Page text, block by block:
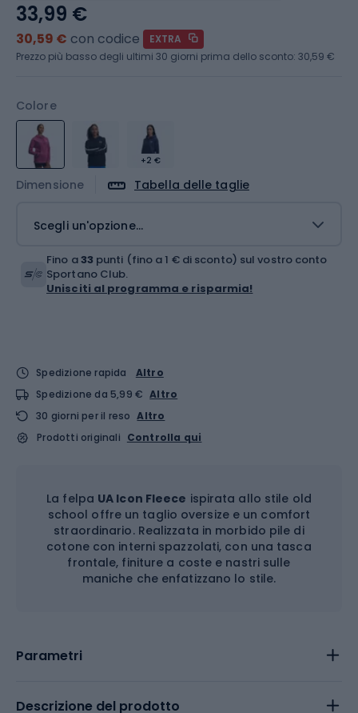
Colore
+2 €
Dimensione Tabella delle taglie
Scegli un'opzione...
33,99 €
30,59 € con codice
EXTRA
Prezzo più basso degli ultimi 30 giorni prima dello sconto: 30,59 €
Fino a33 punti (fino a 1 € di sconto) sul vostro conto
Sportano Club.
Unisciti al programma e risparmia!
Spedizione rapida
Altro
Spedizione da 5,99 € Altro
30 giorni per il reso Altro
Prodotti originali Controlla qui
La felpa UA Icon Fleece ispirata allo stile old
school offre un taglio oversize e un comfort
straordinario. Realizzata in morbido pile di
cotone con interni spazzolati, con una tasca
frontale, finiture a coste e nastri sulle
maniche che enfatizzano lo stile.
Parametri
Descrizione del prodotto